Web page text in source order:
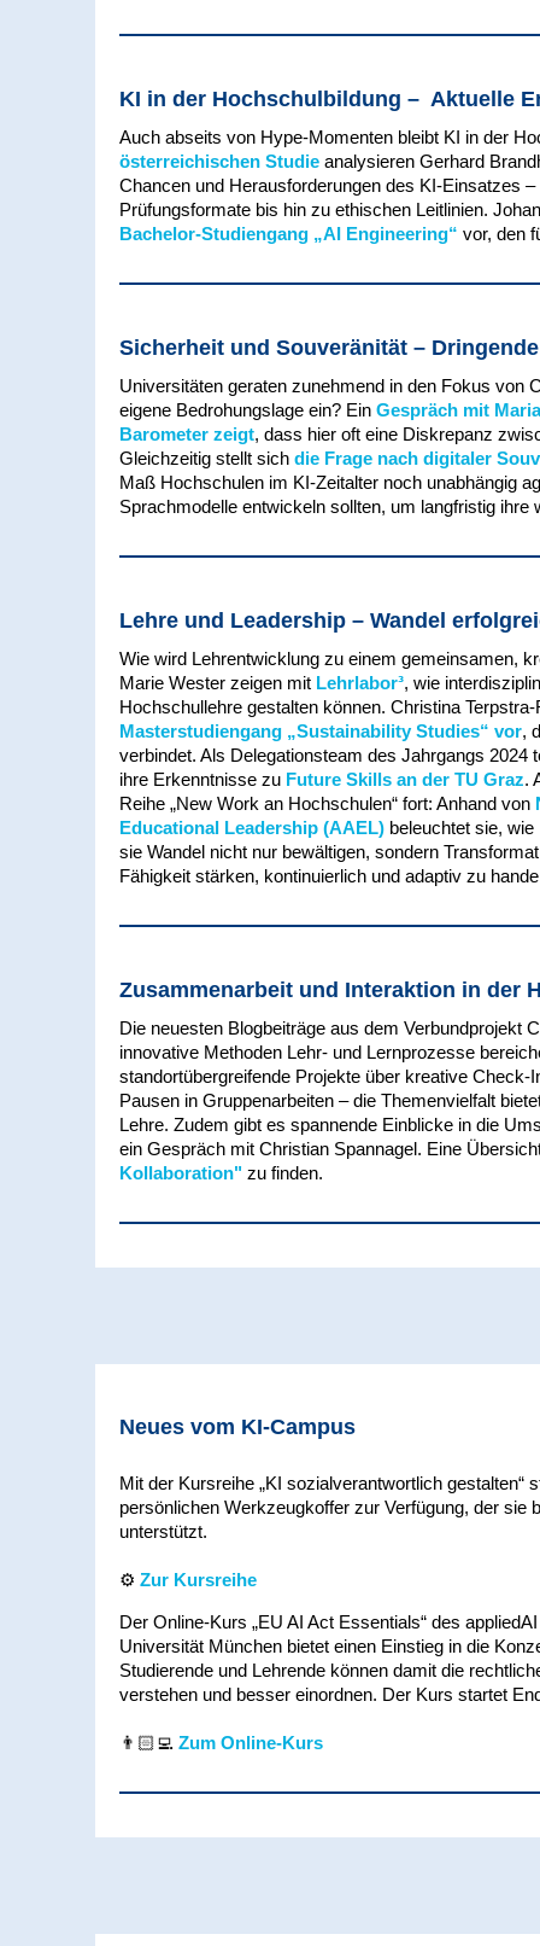
KI in der Hochschulbildung – Aktuelle
Auch abseits von Hype-Momenten bleibt KI in der
österreichischen Studieanalysieren Gerhard
Chancen und Herausforderungen des KI-Einsatzes
Prüfungsformate bis hin zu ethischen Leitlinien.
Bachelor-Studiengang „AI Engineering“ vor, den
Sicherheit und Souveränität –
Universitäten geraten zunehmend in den Fokus von
eigene Bedrohungslage ein? Ein Gespräch mit
Barometer zeigt, dass hier oft eine Diskrepanz
Gleichzeitig stellt sich die Frage nach digitaler
Maß Hochschulen im KI-Zeitalter noch unabhängig
Sprachmodelle entwickeln sollten, um langfristig
Lehre und Leadership – Wandel
Wie wird Lehrentwicklung zu einem gemeinsamen,
Marie Wester zeigen mit Lehrlabor³, wie
Hochschullehre gestalten können. Christina
Masterstudiengang „Sustainability Studies“ vor,
verbindet. Als Delegationsteam des Jahrgangs 2024
ihre Erkenntnisse zu Future Skills an der TU Graz.
Reihe „New Work an Hochschulen“ fort: Anhand von
Educational Leadership (AAEL)beleuchtet sie, wie
sie Wandel nicht nur bewältigen, sondern
Fähigkeit stärken, kontinuierlich und adaptiv zu
Zusammenarbeit und Interaktion in der
Die neuesten Blogbeiträge aus dem Verbundprojekt
innovative Methoden Lehr- und Lernprozesse
standortübergreifende Projekte über kreative
Pausen in Gruppenarbeiten – die Themenvielfalt
Lehre. Zudem gibt es spannende Einblicke in die
ein Gespräch mit Christian Spannagel. Eine
Kollaboration"zu finden.
Neues vom KI-Campus
Mit der Kursreihe „KI sozialverantwortlich gestalten“
persönlichen Werkzeugkoffer zur Verfügung, der sie
unterstützt.
⚙️ Zur Kursreihe
Der Online-Kurs „EU AI Act Essentials“ des
Universität München bietet einen Einstieg in die
Studierende und Lehrende können damit die
verstehen und besser einordnen. Der Kurs startet
👨🏻‍💻 Zum Online-Kurs